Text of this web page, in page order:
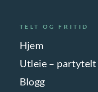
TELT OG FRITID
Hjem
Utleie – partytelt
Blogg